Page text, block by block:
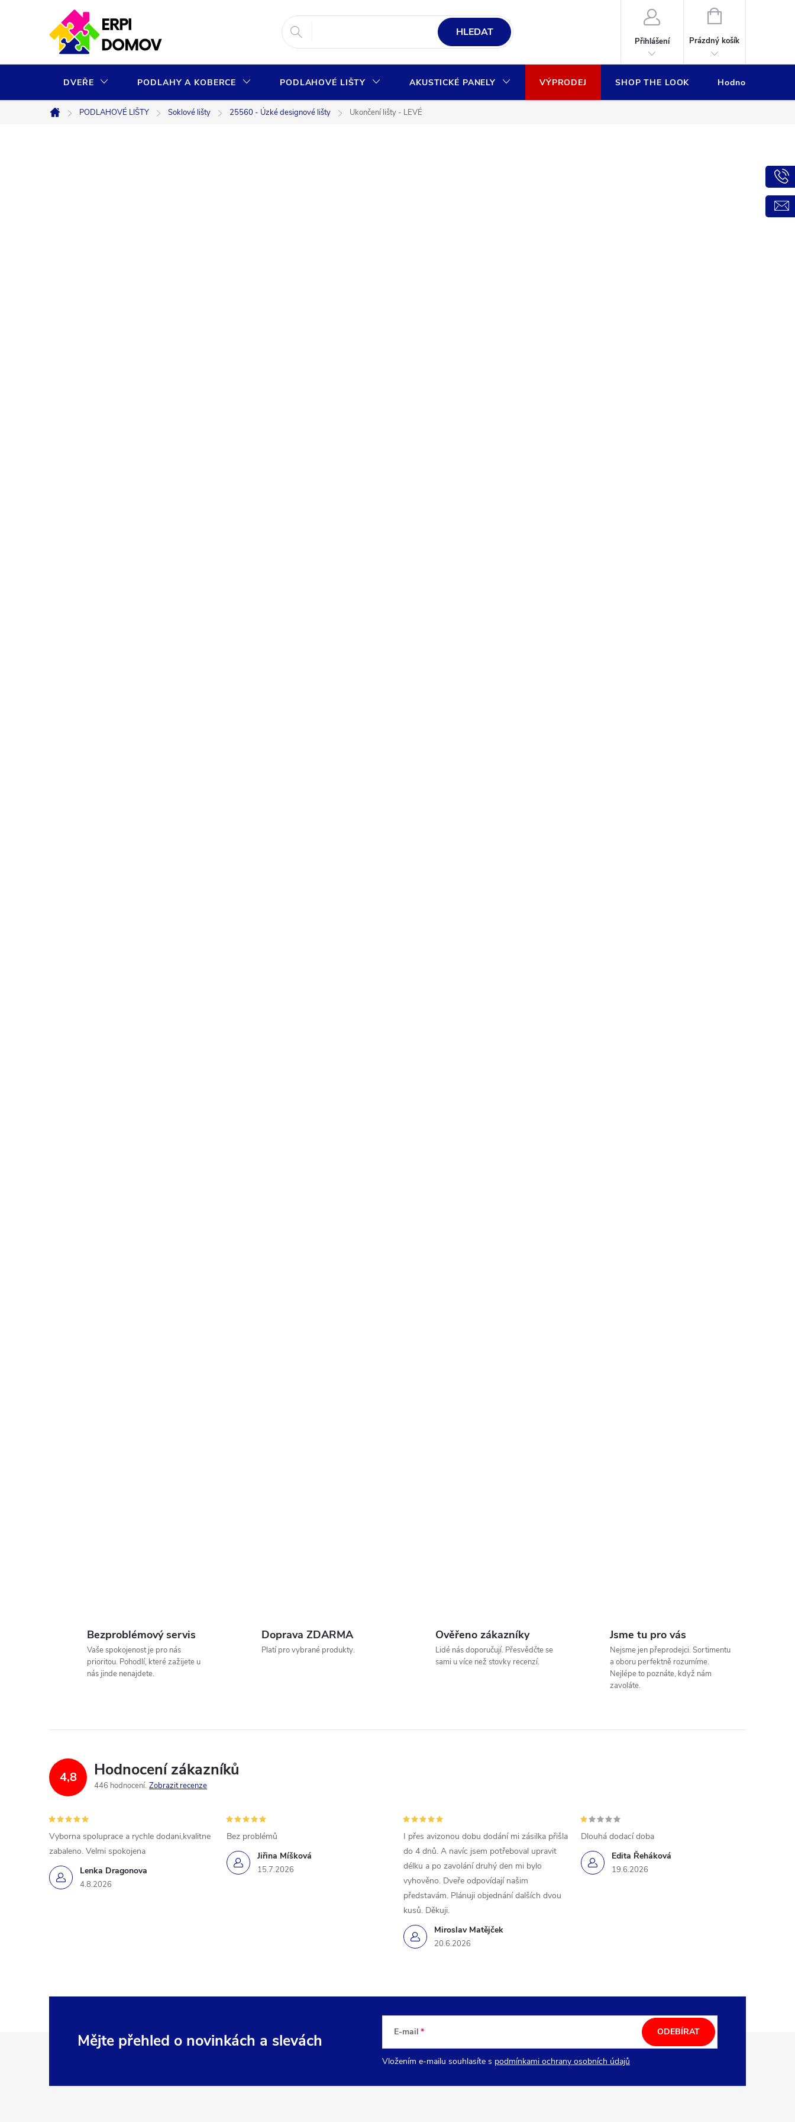
HLEDAT
Přihlášení
NÁKUPNÍ
Prázdný košík
DVEŘE PODLAHY A KOBERCE PODLAHOVÉ LIŠTY AKUSTICKÉ PANELY VÝPRODEJ SHOP THE LOOK Hodnocení
Domů
PODLAHOVÉ LIŠTY Soklové lišty 25560 - Úzké designové lišty Ukončení lišty - LEVÉ
Bezproblémový servis
Vaše spokojenost je pro nás
prioritou. Pohodlí, které zažijete u
nás jinde nenajdete.
Doprava ZDARMA
Platí pro vybrané produkty.
Ověřeno zákazníky
Lidé nás doporučují. Přesvědčte se
sami u více než stovky recenzí.
Jsme tu pro vás
Nejsme jen přeprodejci. Sortimentu
a oboru perfektně rozumíme.
Nejlépe to poznáte, když nám
zavoláte.
4,8 Hodnocení zákazníků
446 hodnocení Zobrazit recenze
Lenka Dragonova
4.8.2026
Vyborna spoluprace a rychle dodani,kvalitne
zabaleno. Velmi spokojena
Jiřina Míšková
15.7.2026
Bez problémů
Miroslav Matějček
20.6.2026
I přes avizonou dobu dodání mi zásilka přišla
do 4 dnů. A navíc jsem potřeboval upravit
délku a po zavolání druhý den mi bylo
vyhověno. Dveře odpovídají našim
představám. Plánuji objednání dalších dvou
kusů. Děkuji.
Edita Řeháková
19.6.2026
Dlouhá dodací doba
Mějte přehled o novinkách a slevách E-mail
Vložením e-mailu souhlasíte s podmínkami ochrany osobních údajů
ODEBÍRAT